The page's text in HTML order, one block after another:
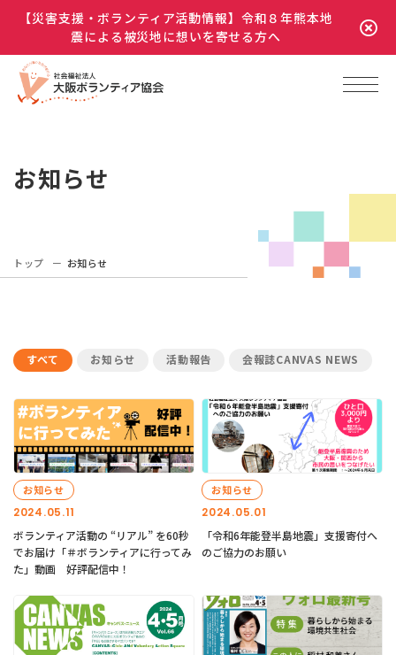
【災害支援・ボランティア活動情報】令和８年熊本地
震による被災地に想いを寄せる方へ
お知らせ
トップ お知らせ
すべて お知らせ 活動報告 会報誌CANVAS NEWS
2024.05.11
お知らせ
ボランティア活動の “リアル” を60秒
でお届け「＃ボランティアに行ってみ
た」動画 好評配信中！
2024.05.01
お知らせ
「令和6年能登半島地震」支援寄付へ
のご協力のお願い